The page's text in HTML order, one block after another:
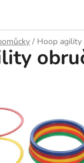
/ Hoop agility